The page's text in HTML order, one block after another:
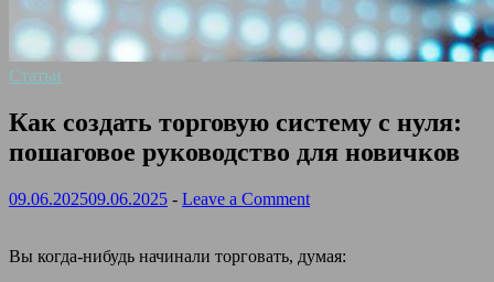
Статьи
Как создать торговую систему с нуля:
пошаговое руководство для новичков
09.06.202509.06.2025 - Leave a Comment
Вы когда-нибудь начинали торговать, думая: